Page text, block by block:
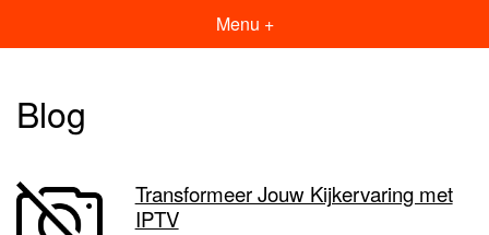
Menu +
Blog
Transformeer Jouw Kijkervaring met
IPTV